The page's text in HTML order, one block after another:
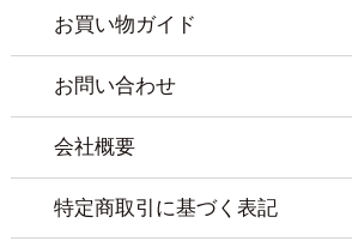
お買い物ガイド
お問い合わせ
会社概要
特定商取引に基づく表記